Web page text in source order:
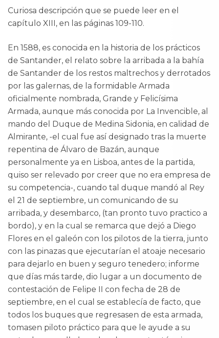
Curiosa descripción que se puede leer en el
capítulo XIII, en las páginas 109-110.
En 1588, es conocida en la historia de los prácticos
de Santander, el relato sobre la arribada a la bahía
de Santander de los restos maltrechos y derrotados
por las galernas, de la formidable Armada
oficialmente nombrada, Grande y Felicísima
Armada, aunque más conocida por La Invencible, al
mando del Duque de Medina Sidonia, en calidad de
Almirante, -el cual fue así designado tras la muerte
repentina de Álvaro de Bazán, aunque
personalmente ya en Lisboa, antes de la partida,
quiso ser relevado por creer que no era empresa de
su competencia-, cuando tal duque mandó al Rey
el 21 de septiembre, un comunicando de su
arribada, y desembarco, (tan pronto tuvo practico a
bordo), y en la cual se remarca que dejó a Diego
Flores en el galeón con los pilotos de la tierra, junto
con las pinazas que ejecutarían el atoaje necesario
para dejarlo en buen y seguro tenedero; informe
que días más tarde, dio lugar a un documento de
contestación de Felipe II con fecha de 28 de
septiembre, en el cual se establecía de facto, que
todos los buques que regresasen de esta armada,
tomasen piloto práctico para que le ayude a su